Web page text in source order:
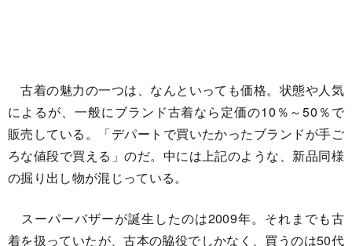
古着の魅力の一つは、なんといっても価格。状態や人気
によるが、一般にブランド古着なら定価の10％～50％で
販売している。「デパートで買いたかったブランドが手ご
ろな値段で買える」のだ。中には上記のような、新品同様
の掘り出し物が混じっている。
スーパーバザーが誕生したのは2009年。それまでも古
着を扱っていたが、古本の脇役でしかなく、買うのは50代